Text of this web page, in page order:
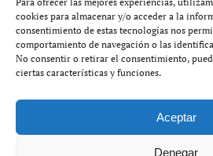
cookies para almacenar y/o acceder a la
consentimiento de estas tecnologías nos
comportamiento de navegación o las
No consentir o retirar el consentimiento,
ciertas características y funciones.
Aceptar
Denegar
SOLDIN | GOOGLE